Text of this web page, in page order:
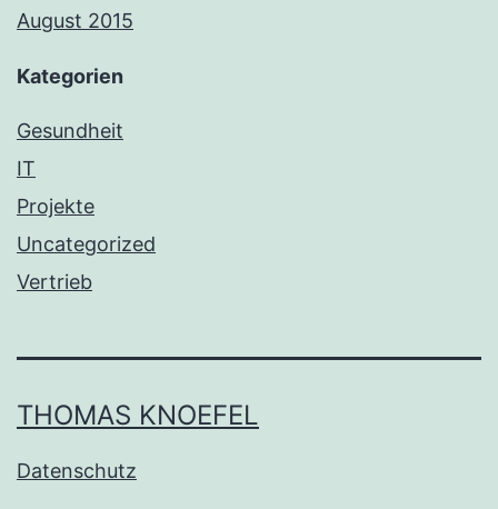
August 2015
Kategorien
Gesundheit
IT
Projekte
Uncategorized
Vertrieb
THOMAS KNOEFEL
Datenschutz